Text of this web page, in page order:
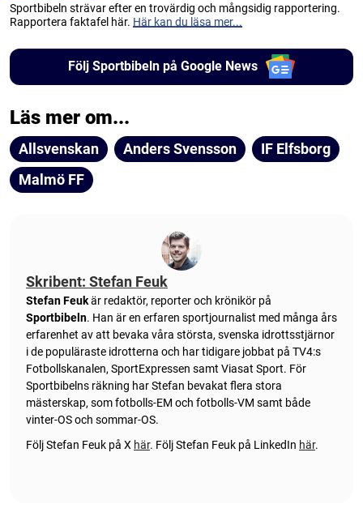
Sportbibeln strävar efter en trovärdig och mångsidig rapportering.
Rapportera faktafel här. Här kan du läsa mer...
Följ Sportbibeln på Google News
Läs mer om...
Allsvenskan Anders Svensson
IF Elfsborg
Malmö FF
Skribent: Stefan Feuk
Stefan Feukär redaktör, reporter och krönikör på
Sportbibeln. Han är en erfaren sportjournalist med många års
erfarenhet av att bevaka våra största, svenska idrottsstjärnor
i de populäraste idrotterna och har tidigare jobbat på TV4:s
Fotbollskanalen, SportExpressen samt Viasat Sport. För
Sportbibelns räkning har Stefan bevakat flera stora
mästerskap, som fotbolls-EM och fotbolls-VM samt både
vinter-OS och sommar-OS.
Följ Stefan Feuk på X här. Följ Stefan Feuk på LinkedIn här.